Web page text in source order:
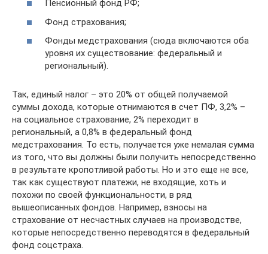
Пенсионный фонд РФ;
Фонд страхования;
Фонды медстрахования (сюда включаются оба
уровня их существование: федеральный и
региональный).
Так, единый налог – это 20% от общей получаемой
суммы дохода, которые отнимаются в счет ПФ, 3,2% –
на социальное страхование, 2% переходит в
региональный, а 0,8% в федеральный фонд
медстрахования. То есть, получается уже немалая сумма
из того, что вы должны были получить непосредственно
в результате кропотливой работы. Но и это еще не все,
так как существуют платежи, не входящие, хоть и
похожи по своей функциональности, в ряд
вышеописанных фондов. Например, взносы на
страхование от несчастных случаев на производстве,
которые непосредственно переводятся в федеральный
фонд соцстраха.